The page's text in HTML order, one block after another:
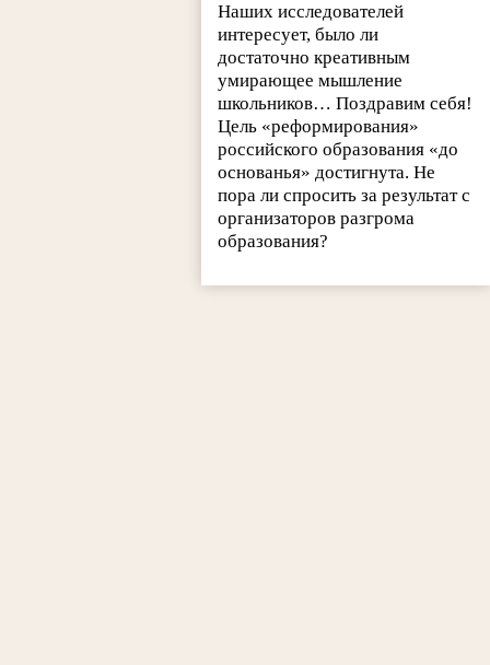
Наших исследователей
интересует, было ли
достаточно креативным
умирающее мышление
школьников… Поздравим себя!
Цель «реформирования»
российского образования «до
основанья» достигнута. Не
пора ли спросить за результат с
организаторов разгрома
образования?